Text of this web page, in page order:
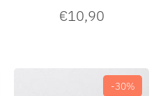
€10,90
-30%